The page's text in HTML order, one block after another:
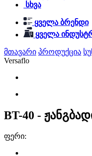
სხვა
ყველა ბრენდი
ყველა
მთავარი პროდუქცია
Versaflo
BT-40 -
ფერი: